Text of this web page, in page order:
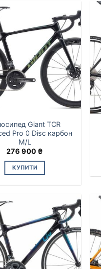
Giant TCR
Pro 0 Disc карбон
M/L
276 900 ₴
КУПИТИ